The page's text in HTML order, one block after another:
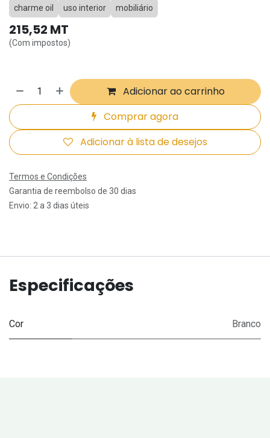
charme oil uso interior mobiliário
215,52 MT
(Com impostos)
Adicionar ao carrinho
Comprar agora
Adicionar à lista de desejos
Termos e Condições
Garantia de reembolso de 30 dias
Envio: 2 a 3 dias úteis
Especificações
Cor Branco